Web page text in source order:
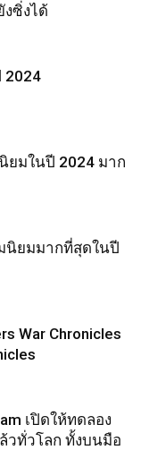
งซิ่งได้
2024
ยมในปี 2024 มาก
นิยมมากที่สุดในปี
War Chronicles
เปิดให้ทดลอง
วทั่วโลก ทั้งบนมือ